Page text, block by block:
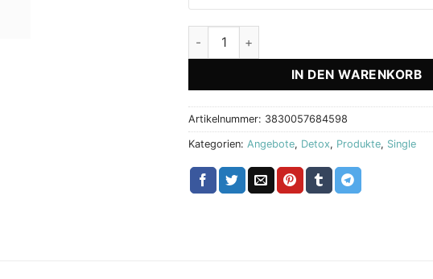
Urovit Komplett Biostile Menge
IN DEN WARENKORB
Artikelnummer: 3830057684598
Kategorien: Angebote, Detox, Produkte, Single